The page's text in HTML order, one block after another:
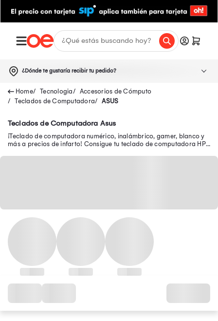
¿Dónde te gustaría recibir tu pedido?
Tecnologia
Accesorios de Cómputo
Teclados de Computadora
ASUS
Teclados de Computadora Asus
¡Teclado de computadora numérico, inalámbrico, gamer, blanco y
más a precios de infarto! Consigue tu teclado de computadora HP,